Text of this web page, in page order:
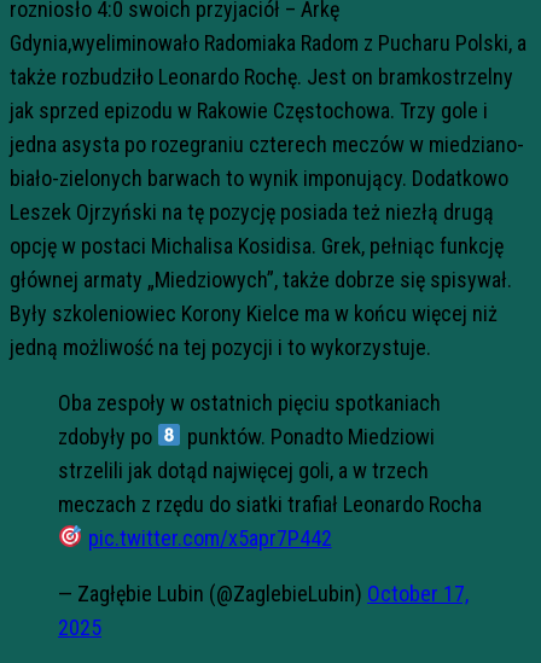
rozniosło 4:0 swoich przyjaciół – Arkę
Gdynia,wyeliminowało Radomiaka Radom z Pucharu Polski, a
także rozbudziło Leonardo Rochę. Jest on bramkostrzelny
jak sprzed epizodu w Rakowie Częstochowa. Trzy gole i
jedna asysta po rozegraniu czterech meczów w miedziano-
biało-zielonych barwach to wynik imponujący. Dodatkowo
Leszek Ojrzyński na tę pozycję posiada też niezłą drugą
opcję w postaci Michalisa Kosidisa. Grek, pełniąc funkcję
głównej armaty „Miedziowych”, także dobrze się spisywał.
Były szkoleniowiec Korony Kielce ma w końcu więcej niż
jedną możliwość na tej pozycji i to wykorzystuje.
Oba zespoły w ostatnich pięciu spotkaniach
zdobyły po
punktów. Ponadto Miedziowi
strzelili jak dotąd najwięcej goli, a w trzech
meczach z rzędu do siatki trafiał Leonardo Rocha
pic.twitter.com/x5apr7P442
— Zagłębie Lubin (@ZaglebieLubin) October 17,
2025